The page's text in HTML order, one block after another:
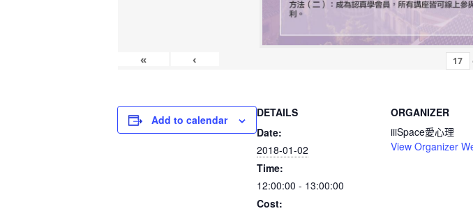
« ‹
Add to calendar
DETAILS
Date:
2018-01-02
Time:
12:00:00 - 13:00:00
Cost:
ORGANIZER
iiiSpace愛心理
View Organizer